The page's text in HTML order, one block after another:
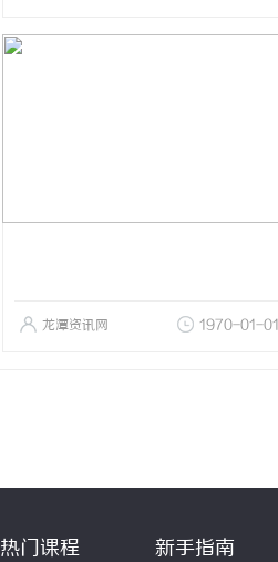
龙潭资讯网 1970-01-01
热门课程 新手指南